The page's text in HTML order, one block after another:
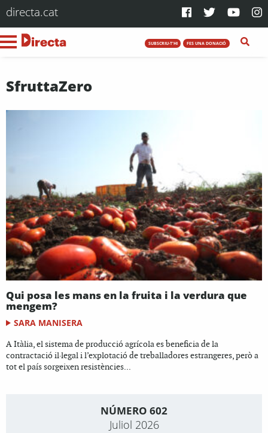
directa.cat
SUBSCRIU-T'HI FES UNA DONACIÓ
SfruttaZero
Qui posa les mans en la fruita i la verdura que
mengem?
SARA MANISERA
A Itàlia, el sistema de producció agrícola es beneficia de la
contractació il·legal i l’explotació de treballadores estrangeres, però a
tot el país sorgeixen resistències...
NÚMERO 602
Juliol 2026